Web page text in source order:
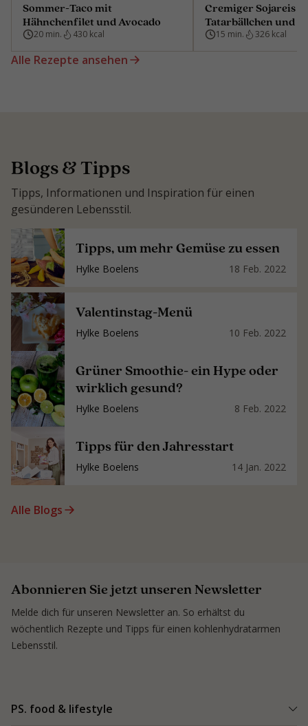
Sommer-Taco mit
Hähnchenfilet und Avocado
20 min. 430 kcal
Cremiger Sojareis
Tatarbällchen und
15 min. 326 kcal
Alle Rezepte ansehen
Blogs & Tipps
Tipps, Informationen und Inspiration für einen
gesünderen Lebensstil.
Tipps, um mehr Gemüse zu essen
Hylke Boelens 18 Feb. 2022
Valentinstag-Menü
Hylke Boelens 10 Feb. 2022
Grüner Smoothie- ein Hype oder
wirklich gesund?
Hylke Boelens 8 Feb. 2022
Tipps für den Jahresstart
Hylke Boelens 14 Jan. 2022
Alle Blogs
Abonnieren Sie jetzt unseren Newsletter
Melde dich für unseren Newsletter an. So erhältst du
wöchentlich Rezepte und Tipps für einen kohlenhydratarmen
Lebensstil.
PS. food & lifestyle